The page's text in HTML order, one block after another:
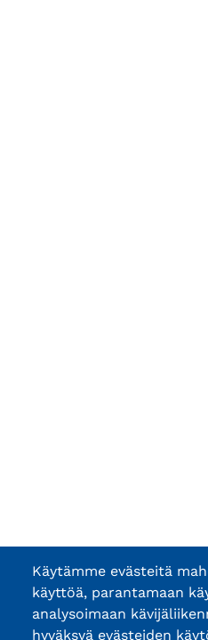
Käytämme evästeitä
käyttöä, parantamaan
analysoimaan
hyväksyä evästeiden